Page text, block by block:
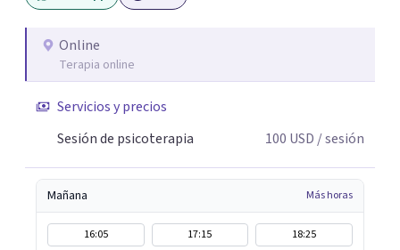
ecopsicología y el trabajo simbólico con el inconsciente,
entendiendo que cada proceso terapéutico es único y
Online
Terapia online
Servicios y precios
Sesión de psicoterapia
100 USD / sesión
Mañana Más horas
16:05 17:15
18:25